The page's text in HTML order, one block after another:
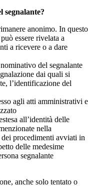
segnalante?
anonimo. In questo
essere rivelata a
a ricevere o a dare
del segnalante
dai quali si
l’identificazione del
agli atti amministrativi e
all’identità delle
nella
procedimenti avviati in
delle medesime
segnalante
anche solo tentato o